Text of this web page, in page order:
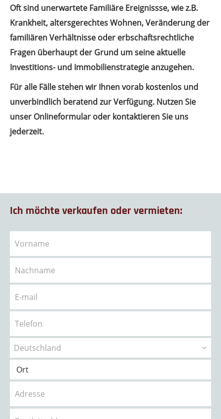
Oft sind unerwartete Familiäre Ereignissse, wie z.B.
Krankheit, altersgerechtes Wohnen, Veränderung der
familiären Verhältnisse oder erbschaftsrechtliche
Fragen überhaupt der Grund um seine aktuelle
Investitions- und Immobilienstrategie anzugehen.
Für alle Fälle stehen wir Ihnen vorab kostenlos und
unverbindlich beratend zur Verfügung. Nutzen Sie
unser Onlineformular oder kontaktieren Sie uns
jederzeit.
Ich möchte verkaufen oder vermieten:
Deutschland
Ort